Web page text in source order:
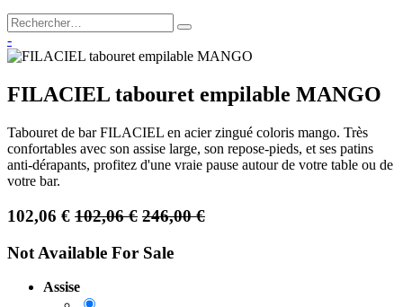
-
FILACIEL tabouret empilable MANGO
Tabouret de bar FILACIEL en acier zingué coloris mango. Très
confortables avec son assise large, son repose-pieds, et ses patins
anti-dérapants, profitez d'une vraie pause autour de votre table ou de
votre bar.
102,06 € 102,06€ 246,00€
Not Available For Sale
Assise